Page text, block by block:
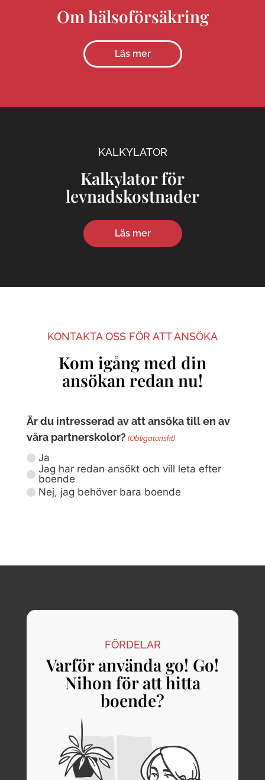
Om hälsoförsäkring
Läs mer
KALKYLATOR
Kalkylator för
levnadskostnader
Läs mer
KONTAKTA OSS FÖR ATT ANSÖKA
Kom igång med din
ansökan redan nu!
Är du intresserad av att ansöka till en av
våra partnerskolor? (Obligatoriskt)
Ja
Jag har redan ansökt och vill leta efter
boende
Nej, jag behöver bara boende
FÖRDELAR
Varför använda go! Go!
Nihon för att hitta
boende?